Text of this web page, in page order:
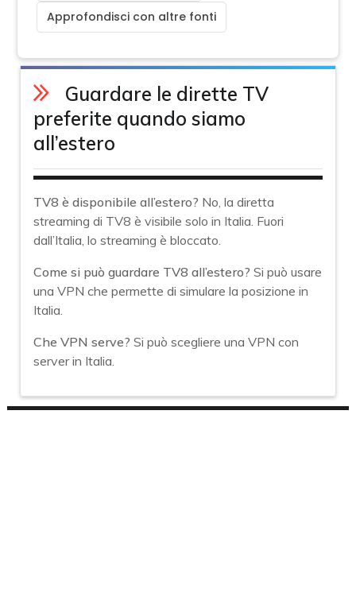
Approfondisci con altre fonti
Guardare le dirette TV
preferite quando siamo
all’estero
TV8 è disponibile all’estero? No, la diretta
streaming di TV8 è visibile solo in Italia. Fuori
dall’Italia, lo streaming è bloccato.
Come si può guardare TV8 all’estero? Si può usare
una VPN che permette di simulare la posizione in
Italia.
Che VPN serve? Si può scegliere una VPN con
server in Italia.